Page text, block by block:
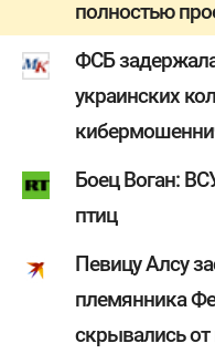
полностью
ФСБ
украинских
Боец Воган:
птиц
Певицу Алсу
племянника
скрывались